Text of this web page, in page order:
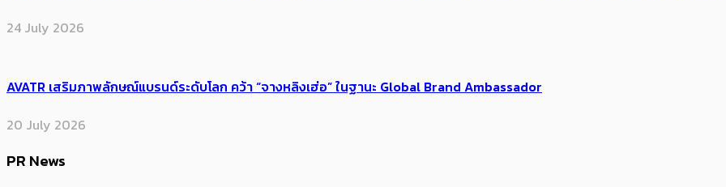
24 July 2026
AVATR เสริมภาพลักษณ์แบรนด์ระดับโลก คว้า “จางหลิงเฮ่อ” ในฐานะ Global Brand Ambassador
20 July 2026
PR News